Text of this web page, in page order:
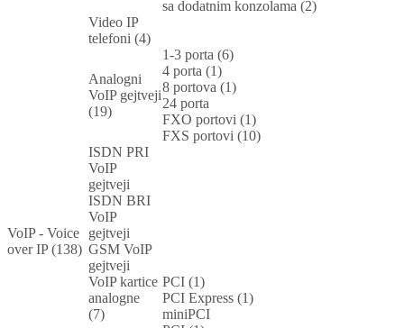
VoIP - Voice
over IP (138)
sa dodatnim konzolama (2)
Video IP
telefoni (4)
Analogni
VoIP gejtveji
(19)
1-3 porta (6)
4 porta (1)
8 portova (1)
24 porta
FXO portovi (1)
FXS portovi (10)
ISDN PRI
VoIP
gejtveji
ISDN BRI
VoIP
gejtveji
GSM VoIP
gejtveji
VoIP kartice
analogne
(7)
PCI (1)
PCI Express (1)
miniPCI